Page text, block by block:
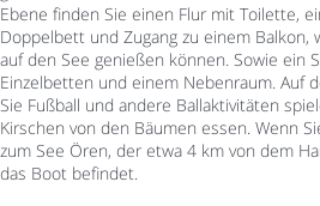
Ebene finden Sie einen Flur mit Toilette,
Doppelbett und Zugang zu einem Balkon,
auf den See genießen können. Sowie ein
Einzelbetten und einem Nebenraum. Auf
Sie Fußball und andere Ballaktivitäten
Kirschen von den Bäumen essen. Wenn
zum See Ören, der etwa 4 km von dem
das Boot befindet.